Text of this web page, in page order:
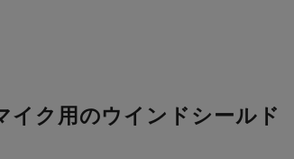
イク用のウインドシールド